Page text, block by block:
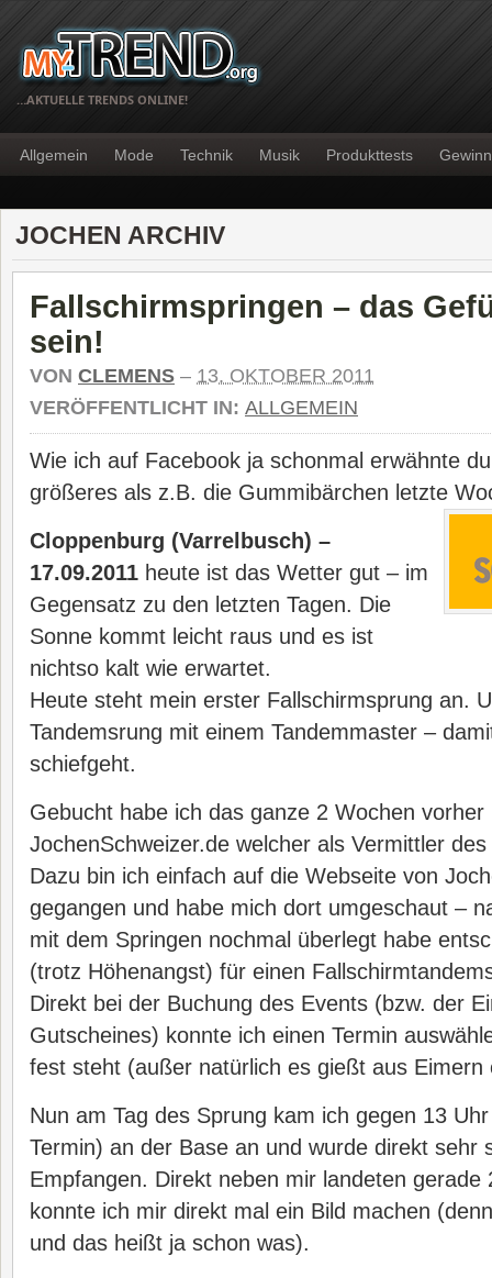
…AKTUELLE TRENDS ONLINE!
Allgemein Mode Technik Musik Produkttests
JOCHEN ARCHIV
Fallschirmspringen – das
sein!
VON CLEMENS – 13. OKTOBER 2011
VERÖFFENTLICHT IN: ALLGEMEIN
Wie ich auf Facebook ja schonmal erwähnte
größeres als z.B. die Gummibärchen letzte
Cloppenburg (Varrelbusch) –
17.09.2011 heute ist das Wetter gut – im
Gegensatz zu den letzten Tagen. Die
Sonne kommt leicht raus und es ist
nichtso kalt wie erwartet.
Heute steht mein erster Fallschirmsprung an.
Tandemsrung mit einem Tandemmaster –
schiefgeht.
Gebucht habe ich das ganze 2 Wochen vorher
JochenSchweizer.de welcher als Vermittler
Dazu bin ich einfach auf die Webseite von
gegangen und habe mich dort umgeschaut –
mit dem Springen nochmal überlegt habe
(trotz Höhenangst) für einen
Direkt bei der Buchung des Events (bzw. der
Gutscheines) konnte ich einen Termin
fest steht (außer natürlich es gießt aus Eimern
Nun am Tag des Sprung kam ich gegen 13
Termin) an der Base an und wurde direkt sehr
Empfangen. Direkt neben mir landeten gerade
konnte ich mir direkt mal ein Bild machen
und das heißt ja schon was).